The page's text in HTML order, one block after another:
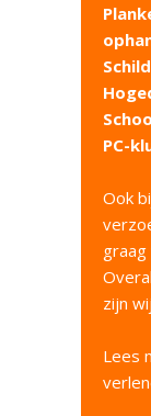
PC-
Ook
graag
zijn
Lees